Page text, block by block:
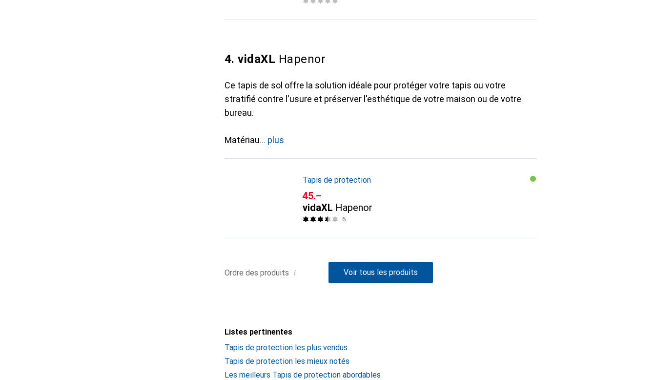
4. vidaXL Hapenor
Ce tapis de sol offre la solution idéale pour protéger votre tapis ou votre
stratifié contre l'usure et préserver l'esthétique de votre maison ou de votre
bureau.
Matériau plus
Tapis de protection
CHF
45.–
vidaXL Hapenor
6
Ordre des produits i Voir tous les produits
Listes pertinentes
Tapis de protection les plus vendus
Tapis de protection les mieux notés
Les meilleurs Tapis de protection abordables